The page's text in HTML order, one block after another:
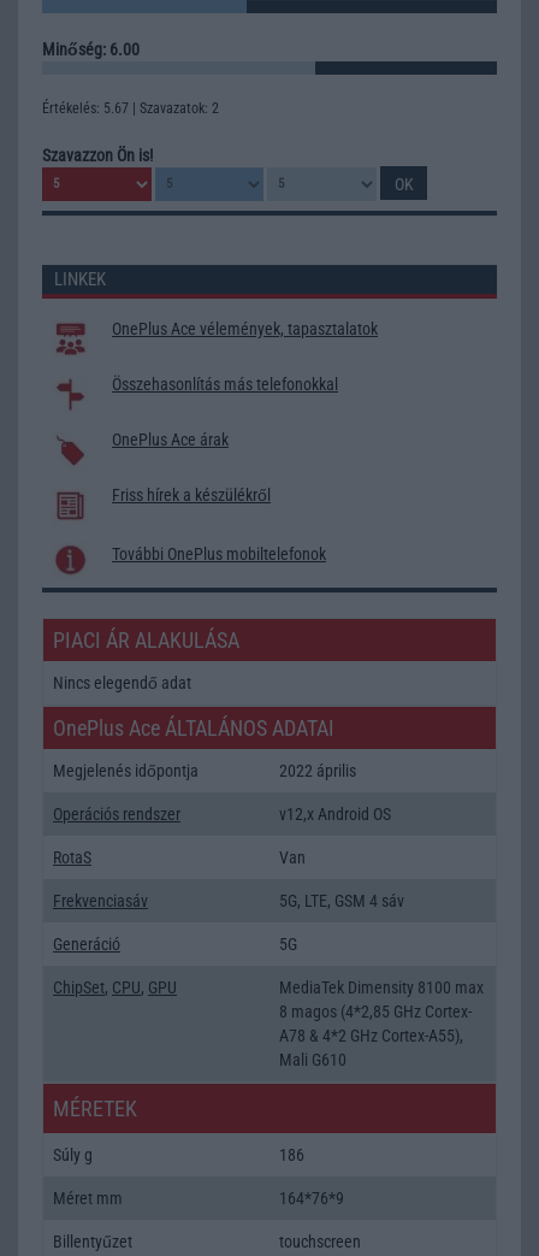
Minőség: 6.00
Értékelés: 5.67 | Szavazatok: 2
Szavazzon Ön is!
LINKEK
OnePlus Ace vélemények, tapasztalatok
Összehasonlítás más telefonokkal
OnePlus Ace árak
Friss hírek a készülékről
További OnePlus mobiltelefonok
PIACI ÁR ALAKULÁSA
Nincs elegendő adat
OnePlus Ace ÁLTALÁNOS ADATAI
Megjelenés időpontja 2022 április
Operációs rendszer v12,x Android OS
RotaS Van
Frekvenciasáv 5G, LTE, GSM 4 sáv
Generáció 5G
ChipSet, CPU, GPU
MediaTek Dimensity 8100 max
8 magos (4*2,85 GHz Cortex-
A78 & 4*2 GHz Cortex-A55),
Mali G610
MÉRETEK
Súly g 186
Méret mm 164*76*9
Billentyűzet touchscreen